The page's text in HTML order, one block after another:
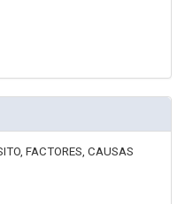
FACTORES, CAUSAS